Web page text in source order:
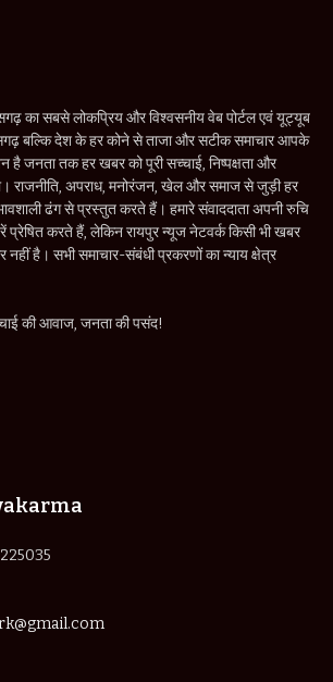
का सबसे लोकप्रिय और विश्वसनीय वेब पोर्टल एवं यूट्यूब
बल्कि देश के हर कोने से ताजा और सटीक समाचार आपके
है जनता तक हर खबर को पूरी सच्चाई, निष्पक्षता और
राजनीति, अपराध, मनोरंजन, खेल और समाज से जुड़ी हर
ढंग से प्रस्तुत करते हैं। हमारे संवाददाता अपनी रुचि
प्रेषित करते हैं, लेकिन रायपुर न्यूज नेटवर्क किसी भी खबर
नहीं है। सभी समाचार-संबंधी प्रकरणों का न्याय क्षेत्र
की आवाज, जनता की पसंद!